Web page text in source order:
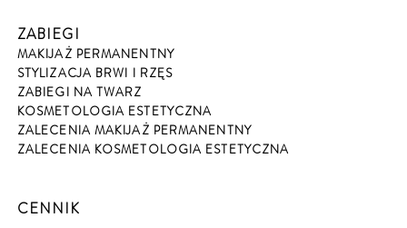
ZABIEGI
MAKIJAŻ PERMANENTNY
STYLIZACJA BRWI I RZĘS
ZABIEGI NA TWARZ
KOSMETOLOGIA ESTETYCZNA
ZALECENIA MAKIJAŻ PERMANENTNY
ZALECENIA KOSMETOLOGIA ESTETYCZNA
CENNIK